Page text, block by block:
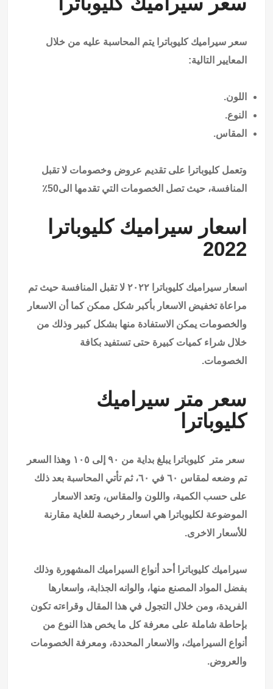
سعر سيراميك كليوباترا يتم المحاسبة عليه من خلال
المعايير التالية:
اللون.
النوع.
المقاس.
وتعمل كليوباترا على تقديم عروض وخصومات لا تقبل
المنافسة، حيث تصل الخصومات التي تقدمها الى50٪
اسعار سيراميك كليوباترا
2022
اسعار سيراميك كليوباترا ٢٠٢٢ لا تقبل المنافسة حيث تم
مراعاة تخفيض الاسعار بأكبر شكل ممكن كما أن الاسعار
والخصومات يمكن الاستفادة منها بشكل كبير وذلك من
خلال شراء كميات كبيرة حتى تستفيد بكافة
الخصومات.
سعر متر سيراميك
كليوباترا
سعر متر كليوباترا يبلغ بداية من ٩٠ إلى ١٠٥ وهذا السعر
تم وضعه لمقاس ٦٠ في ٦٠، ثم تأتي المحاسبة بعد ذلك
على حسب الكمية، واللون والمقاس، وتعد الاسعار
الموضوعة لكليوباترا هي اسعار رخيصة للغاية مقارنة
للأسعار الاخرى.
سيراميك كليوباترا أحد أنواع السيراميك المشهورة وذلك
بفضل المواد المصنع منها، والوانه الجذابة، واسعارها
الفريدة، ومن خلال التجول في هذا المقال وقراءته تكون
بإحاطة شاملة على معرفة كل ما يخص هذا النوع من
أنواع السيراميك، والاسعار المحددة، ومعرفة الخصومات
والعروض.